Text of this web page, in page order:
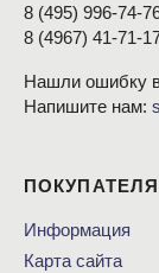
8 (495) 996-74-
8 (4967) 41-71-
Нашли ошибку
Напишите нам:
Информация
Карта сайта